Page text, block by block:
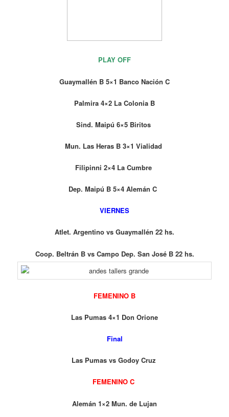
PLAY OFF
Guaymallén B 5×1 Banco Nación C
Palmira 4×2 La Colonia B
Sind. Maipú 6×5 Biritos
Mun. Las Heras B 3×1 Vialidad
Filipinni 2×4 La Cumbre
Dep. Maipú B 5×4 Alemán C
VIERNES
Atlet. Argentino vs Guaymallén 22 hs.
Coop. Beltrán B vs Campo Dep. San José B 22 hs.
FEMENINO B
Las Pumas 4×1 Don Orione
Final
Las Pumas vs Godoy Cruz
FEMENINO C
Alemán 1×2 Mun. de Lujan